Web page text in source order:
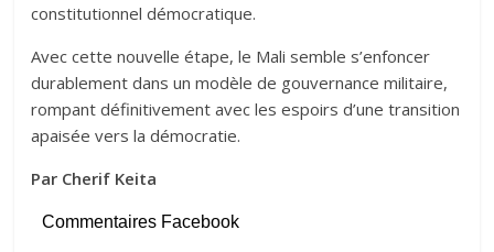
constitutionnel démocratique.
Avec cette nouvelle étape, le Mali semble s’enfoncer
durablement dans un modèle de gouvernance militaire,
rompant définitivement avec les espoirs d’une transition
apaisée vers la démocratie.
Par Cherif Keita
Commentaires Facebook